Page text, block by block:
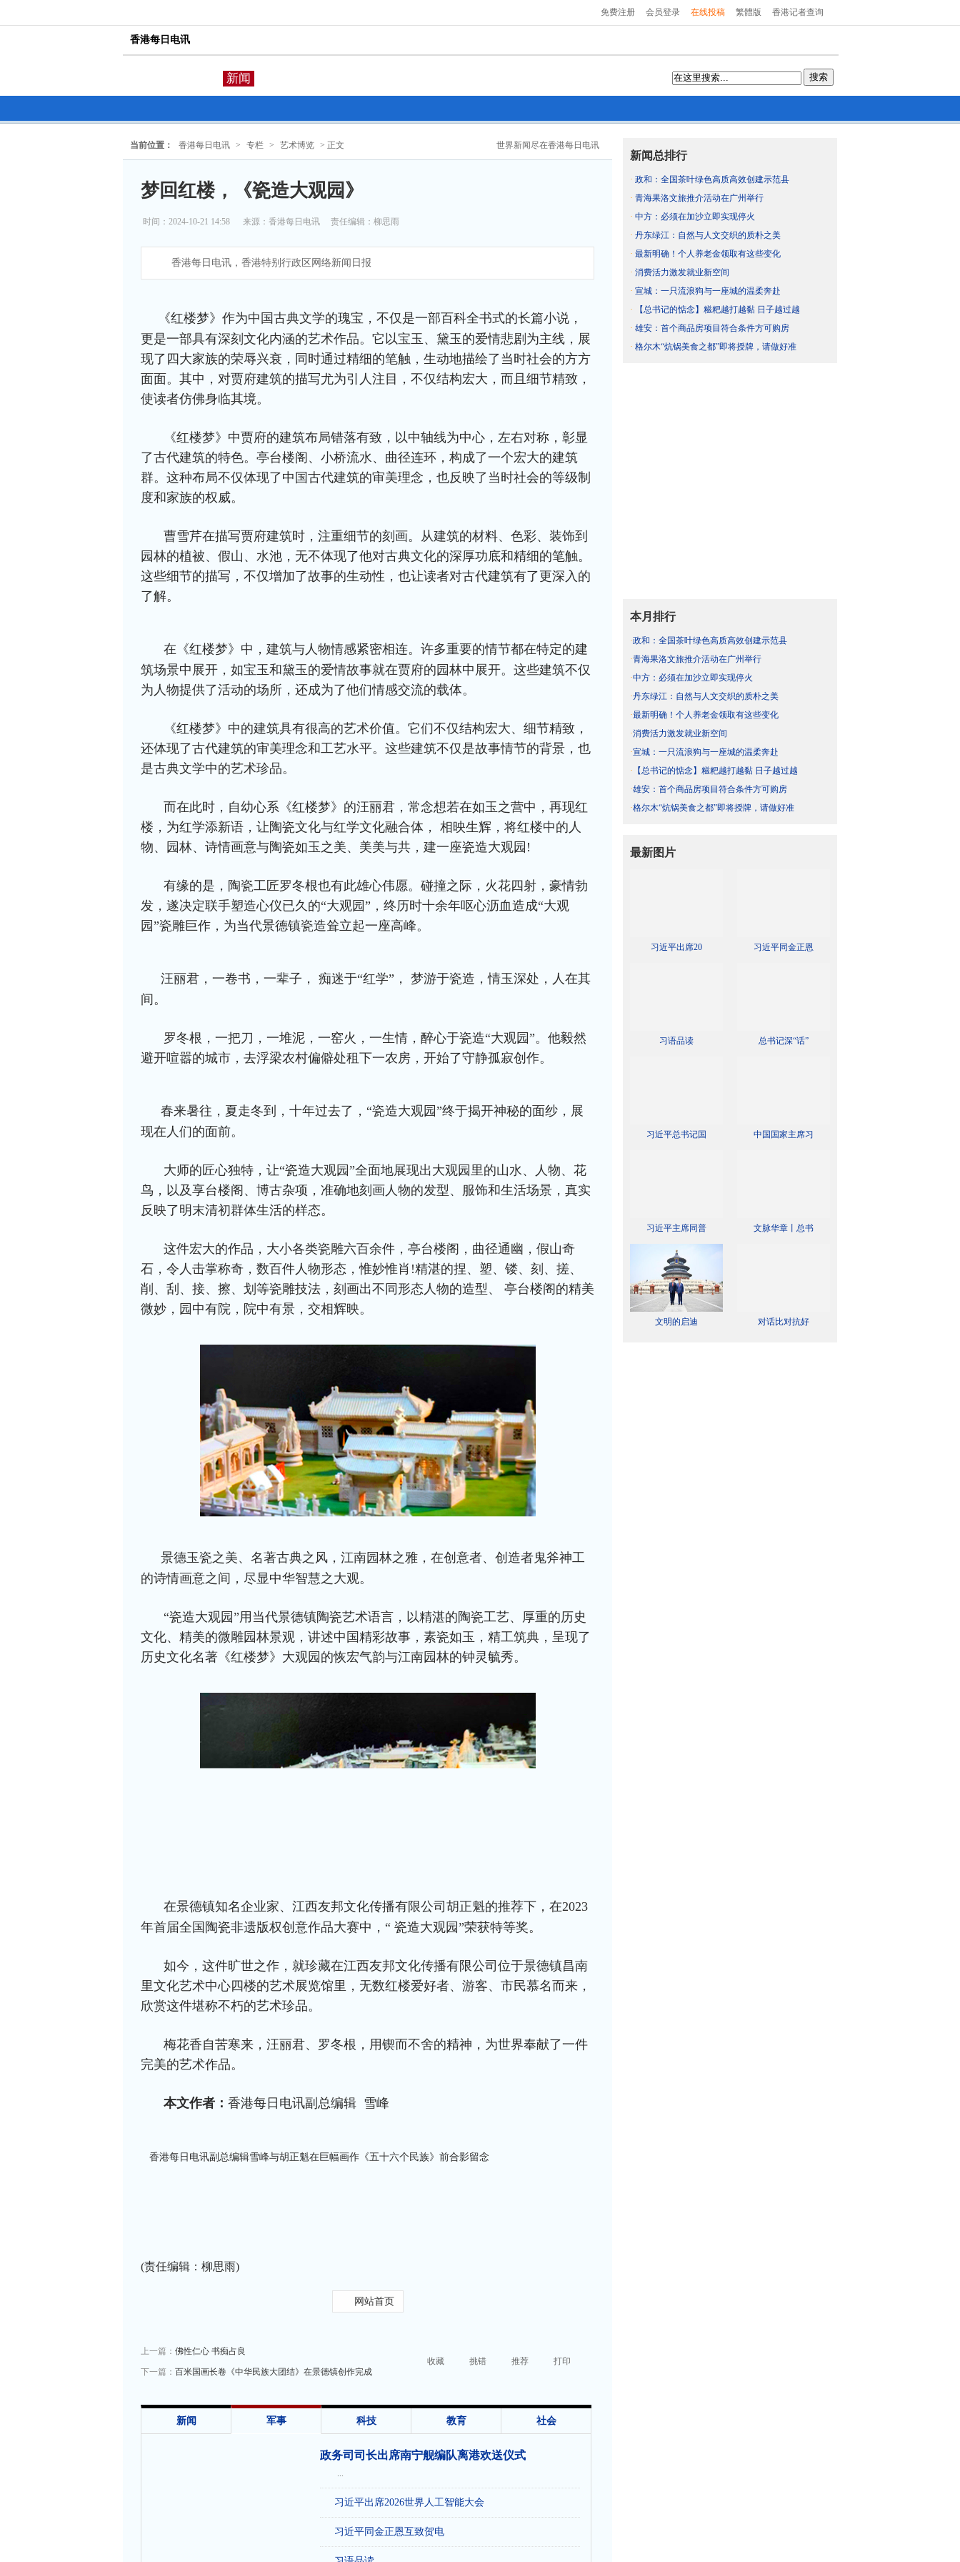
免费注册 会员登录 在线投稿 繁體版 香港记者查询
香港每日电讯
新闻 搜索
世界新闻尽在香港每日电讯
当前位置： 香港每日电讯 > 专栏 > 艺术博览 > 正文
梦回红楼，《瓷造大观园》
时间：2024-10-21 14:58 来源： 香港每日电讯 责任编辑：柳思雨
香港每日电讯，香港特别行政区网络新闻日报
《红楼梦》作为中国古典文学的瑰宝，不仅是一部百科全书式的长篇小说，
更是一部具有深刻文化内涵的艺术作品。它以宝玉、黛玉的爱情悲剧为主线，展
现了四大家族的荣辱兴衰，同时通过精细的笔触，生动地描绘了当时社会的方方
面面。其中，对贾府建筑的描写尤为引人注目，不仅结构宏大，而且细节精致，
使读者仿佛身临其境。
《红楼梦》中贾府的建筑布局错落有致，以中轴线为中心，左右对称，彰显
了古代建筑的特色。亭台楼阁、小桥流水、曲径连环，构成了一个宏大的建筑
群。这种布局不仅体现了中国古代建筑的审美理念，也反映了当时社会的等级制
度和家族的权威。
曹雪芹在描写贾府建筑时，注重细节的刻画。从建筑的材料、色彩、装饰到
园林的植被、假山、水池，无不体现了他对古典文化的深厚功底和精细的笔触。
这些细节的描写，不仅增加了故事的生动性，也让读者对古代建筑有了更深入的
了解。
在《红楼梦》中，建筑与人物情感紧密相连。许多重要的情节都在特定的建
筑场景中展开，如宝玉和黛玉的爱情故事就在贾府的园林中展开。这些建筑不仅
为人物提供了活动的场所，还成为了他们情感交流的载体。
《红楼梦》中的建筑具有很高的艺术价值。它们不仅结构宏大、细节精致，
还体现了古代建筑的审美理念和工艺水平。这些建筑不仅是故事情节的背景，也
是古典文学中的艺术珍品。
而在此时， 自幼心系《红楼梦》的汪丽君，常念想若在如玉之营中，再现红
楼，为红学添新语，让陶瓷文化与红学文化融合体， 相映生辉，将红楼中的人
物、园林、诗情画意与陶瓷如玉之美、美美与共，建一座瓷造大观园!
有缘的是，陶瓷工匠罗冬根也有此雄心伟愿。碰撞之际，火花四射，豪情勃
发，遂决定联手塑造心仪已久的“大观园”，终历时十余年呕心沥血造成“大观
园”瓷雕巨作，为当代景德镇瓷造耸立起一座高峰。
汪丽君，一卷书，一辈子， 痴迷于“红学”， 梦游于瓷造，情玉深处，人在其
间。
罗冬根，一把刀，一堆泥，一窑火，一生情，醉心于瓷造“大观园”。 他毅然
避开喧嚣的城市，去浮梁农村偏僻处租下一农房，开始了守静孤寂创作。
春来暑往，夏走冬到，十年过去了，“瓷造大观园”终于揭开神秘的面纱，展
现在人们的面前。
大师的匠心独特，让“瓷造大观园”全面地展现出大观园里的山水、人物、花
鸟，以及享台楼阁、博古杂项，准确地刻画人物的发型、服饰和生活场景，真实
反映了明末清初群体生活的样态。
这件宏大的作品，大小各类瓷雕六百余件，亭台楼阁，曲径通幽，假山奇
石，令人击掌称奇，数百件人物形态，惟妙惟肖!精湛的捏、塑、镂、刻、搓、
削、刮、接、擦、划等瓷雕技法，刻画出不同形态人物的造型、 亭台楼阁的精美
微妙，园中有院，院中有景，交相辉映。
景德玉瓷之美、名著古典之风，江南园林之雅，在创意者、创造者鬼斧神工
的诗情画意之间，尽显中华智慧之大观。
“瓷造大观园”用当代景德镇陶瓷艺术语言，以精湛的陶瓷工艺、厚重的历史
文化、精美的微雕园林景观，讲述中国精彩故事，素瓷如玉，精工筑典，呈现了
历史文化名著《红楼梦》大观园的恢宏气韵与江南园林的钟灵毓秀。
在景德镇知名企业家、 江西友邦文化传播有限公司 胡正魁的推荐下， 在2023
年首届全国陶瓷非遗版权创意作品大赛中，“ 瓷造大观园”荣获特等奖。
如今，这件旷世之作，就珍藏在江西友邦文化传播有限公司位于景德镇昌南
里文化艺术中心四楼的艺术展览馆里，无数红楼爱好者、游客、市民慕名而来，
欣赏这件堪称不朽的艺术珍品。
梅花香自苦寒来， 汪丽君、 罗冬根，用锲而不舍的精神，为世界奉献了一件
完美的艺术作品。
本文作者： 香港每日电讯副总编辑 雪峰
香港每日电讯副总编辑雪峰与胡正魁在巨幅画作《五十六个民族》前合影留念
(责任编辑：柳思雨)
网站首页
上一篇： 佛性仁心 书痴占良
下一篇： 百米国画长卷《中华民族大团结》在景德镇创作完成
收藏 挑错 推荐 打印
新闻 军事 科技 教育 社会
政务司司长出席南宁舰编队离港欢送仪式
...
习近平出席2026世界人工智能大会
习近平同金正恩互致贺电
新闻总排行
· 政和：全国茶叶绿色高质高效创建示范县
· 青海果洛文旅推介活动在广州举行
· 中方：必须在加沙立即实现停火
· 丹东绿江：自然与人文交织的质朴之美
· 最新明确！个人养老金领取有这些变化
· 消费活力激发就业新空间
· 宣城：一只流浪狗与一座城的温柔奔赴
·
【总书记的惦念】糍粑越打越黏 日子越过越
· 雄安：首个商品房项目符合条件方可购房
· 格尔木“炕锅美食之都”即将授牌，请做好准
本月排行
·政和：全国茶叶绿色高质高效创建示范县
·青海果洛文旅推介活动在广州举行
·中方：必须在加沙立即实现停火
·丹东绿江：自然与人文交织的质朴之美
·最新明确！个人养老金领取有这些变化
·消费活力激发就业新空间
·宣城：一只流浪狗与一座城的温柔奔赴
· 【总书记的惦念】糍粑越打越黏 日子越过越
·雄安：首个商品房项目符合条件方可购房
·格尔木“炕锅美食之都”即将授牌，请做好准
最新图片
习近平出席20 习近平同金正恩
习语品读 总书记深“话”
习近平总书记国 中国国家主席习
习近平主席同普 文脉华章丨总书
文明的启迪 对话比对抗好